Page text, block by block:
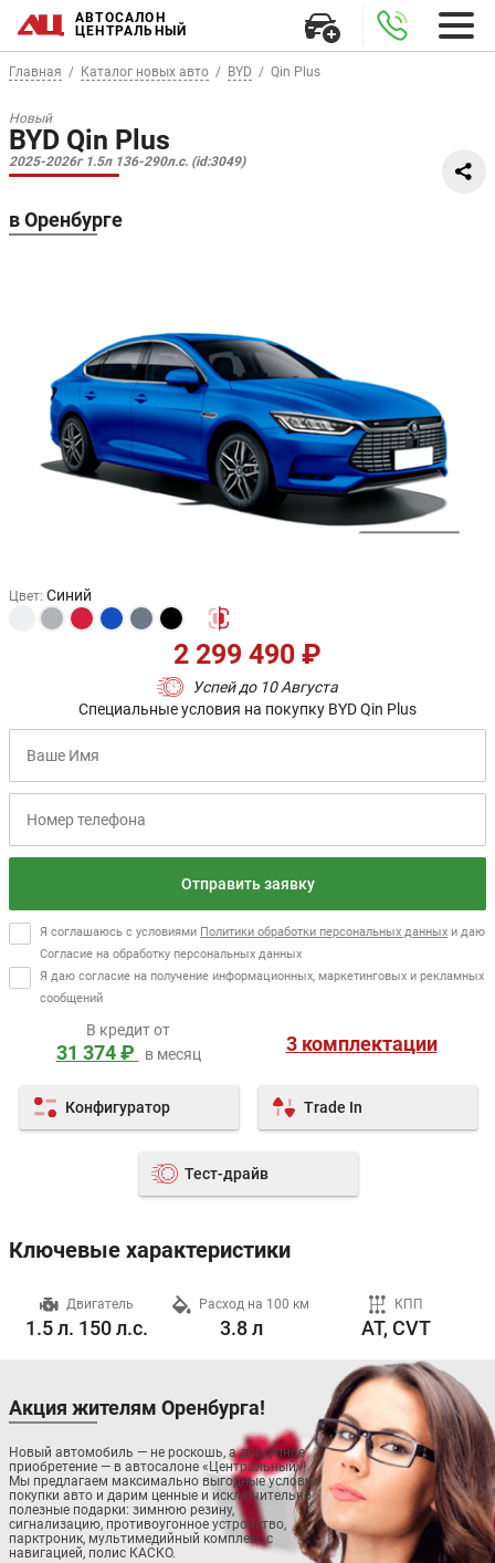
АВТОСАЛОН
ЦЕНТРАЛЬНЫЙ
Главная Каталог новых авто BYD Qin Plus
Новый
BYD Qin Plus
2025-2026г 1.5л 136-290л.с. (id:3049)
в Оренбурге
Цвет: Синий
Успей до 10 Августа
2 299 490 ₽
Специальные условия на покупку BYD Qin Plus
Отправить заявку
Я соглашаюсь с условиями Политики обработки персональных данных и даю
Согласие на обработку персональных данных
Я даю согласие на получение информационных, маркетинговых и рекламных
сообщений
3 комплектации
Конфигуратор Trade In
Тест-драйв
В кредит от
31 374 ₽ в месяц
Ключевые характеристики
Двигатель
1.5 л. 150 л.с.
Расход на 100 км
3.8 л
КПП
AT, CVT
Акция жителям Оренбурга!
Новый автомобиль — не роскошь, а доступное
приобретение — в автосалоне «Центральный»!
Мы предлагаем максимально выгодные условия
покупки авто и дарим ценные и исключительно
полезные подарки: зимнюю резину,
сигнализацию, противоугонное устройство,
парктроник, мультимедийный комплекс с
навигацией, полис КАСКО.